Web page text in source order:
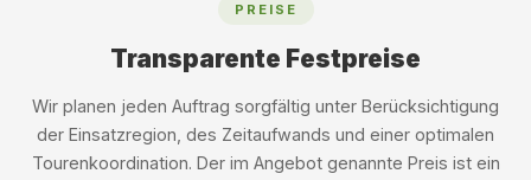
PREISE
Transparente Festpreise
Wir planen jeden Auftrag sorgfältig unter Berücksichtigung
der Einsatzregion, des Zeitaufwands und einer optimalen
Tourenkoordination. Der im Angebot genannte Preis ist ein